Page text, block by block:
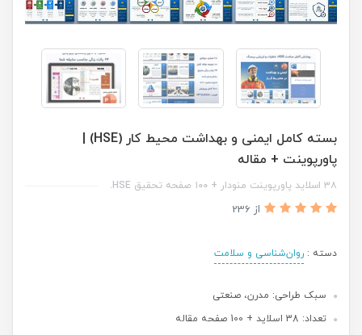
بسته کامل ایمنی و بهداشت محیط کار (HSE) |
پاورپوینت + مقاله
۳۸ اسلاید پاورپوینت منودار + ۱۰۰ صفحه تحقیق HSE.
از 236
دسته : روان‌شناسی و سلامت
سبک طراحی: مدرن، صنعتی
تعداد: 38 اسلاید + 100 صفحه مقاله